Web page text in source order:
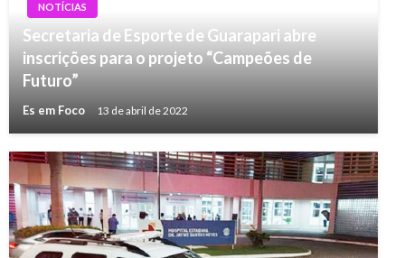
NOTÍCIAS
Secretaria de Esporte de Guarapari abre
inscrições para o projeto “Campeões de
Futuro”
Es em Foco 13 de abril de 2022